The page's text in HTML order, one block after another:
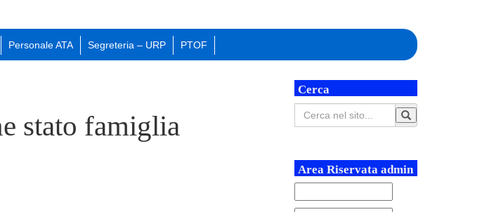
Personale ATA Segreteria – URP PTOF
stato famiglia
Cerca
Area Riservata admin